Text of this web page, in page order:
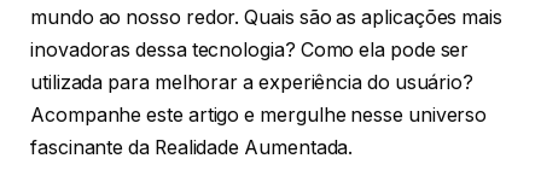
mundo ao nosso redor. Quais são as aplicações mais
inovadoras dessa tecnologia? Como ela pode ser
utilizada para melhorar a experiência do usuário?
Acompanhe este artigo e mergulhe nesse universo
fascinante da Realidade Aumentada.